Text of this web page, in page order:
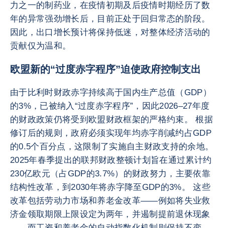
力之一的制药业，在疫情初期及后疫情时期经历了数
年的异常强劲增长后，目前正处于回归常态的阶段。
因此，出口增长预计将保持低迷，对整体经济活动的
贡献仅为温和。
欧盟新的“过度赤字程序”迫使政府控制支出
由于比利时财政赤字持续高于国内生产总值（GDP）
的3%，已被纳入“过度赤字程序”，因此2026–27年度
的财政政策仍将受到欧盟财政框架的严格约束。 根据
修订后的规则，政府必须实现年均赤字削减约占GDP
的0.5个百分点，这限制了实施自主财政支持的余地。
2025年春季提出的联邦财政整顿计划旨在通过累计约
230亿欧元（占GDP的3.7%）的财政努力，主要依靠
结构性改革，到2030年将赤字降至GDP的3%。 这些
改革包括劳动力市场和养老金改革——例如将失业救
济金领取期限上限设定为两年，并遏制提前退休现象